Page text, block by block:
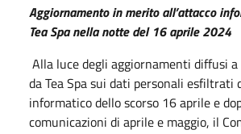
Aggiornamento in merito all’attacco
Tea Spa nella notte del 16 aprile 2024
Alla luce degli aggiornamenti diffusi a
da Tea Spa sui dati personali esfiltrati
informatico dello scorso 16 aprile e
comunicazioni di aprile e maggio, il